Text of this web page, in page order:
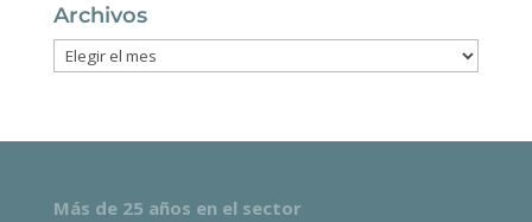
Archivos
Archivos
Más de 25 años en el sector